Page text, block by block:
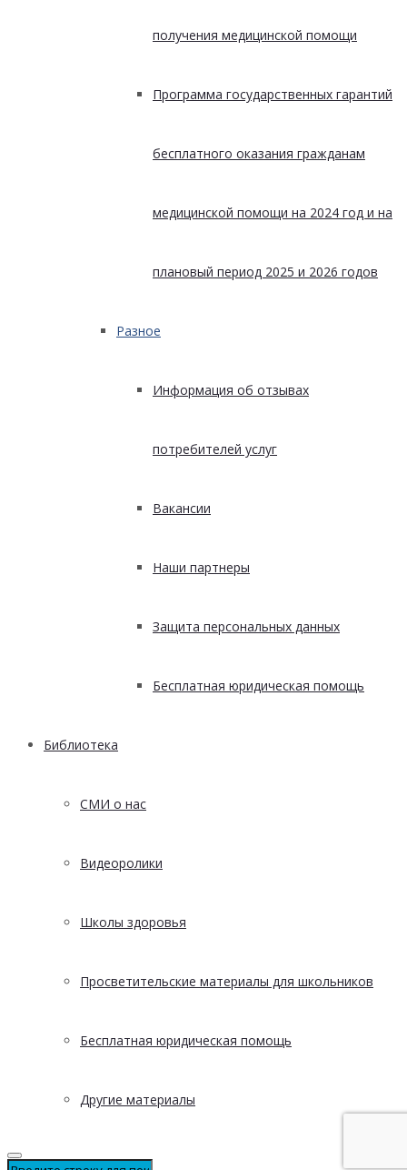
получения медицинской помощи
Программа государственных гарантий
бесплатного оказания гражданам
медицинской помощи на 2024 год и на
плановый период 2025 и 2026 годов
Разное
Информация об отзывах
потребителей услуг
Вакансии
Наши партнеры
Защита персональных данных
Бесплатная юридическая помощь
Библиотека
СМИ о нас
Видеоролики
Школы здоровья
Просветительские материалы для школьников
Бесплатная юридическая помощь
Другие материалы